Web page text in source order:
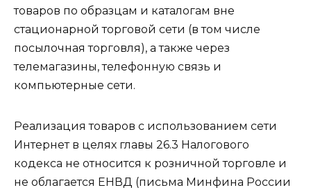
товаров по образцам и каталогам вне
стационарной торговой сети (в том числе
посылочная торговля), а также через
телемагазины, телефонную связь и
компьютерные сети.
Реализация товаров с использованием сети
Интернет в целях главы 26.3 Налогового
кодекса не относится к розничной торговле и
не облагается ЕНВД (письма Минфина России